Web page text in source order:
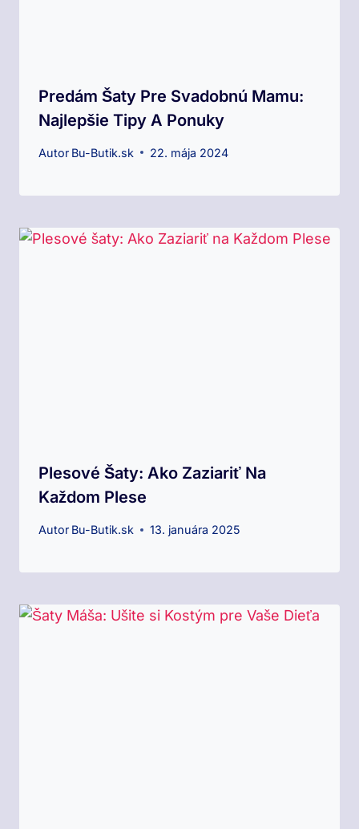
Predám Šaty Pre Svadobnú Mamu:
Najlepšie Tipy A Ponuky
Autor Bu-Butik.sk 22. mája 2024
Plesové Šaty: Ako Zaziariť Na
Každom Plese
Autor Bu-Butik.sk 13. januára 2025